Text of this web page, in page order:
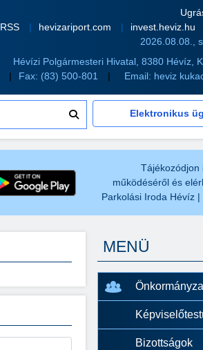
RSS
hevizariport.com invest.heviz.hu
2026.08.08.,
Hévízi Polgármesteri Hivatal, 8380 Hévíz,
Fax: (83) 500-801 Email: heviz
Elektronikus
Tájékozódjon
működéséről és
Parkolási Iroda Hévíz |
MENÜ
Bizottságok